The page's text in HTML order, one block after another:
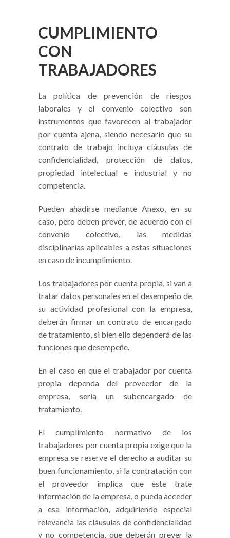
CUMPLIMIENTO
CON
TRABAJADORES
La política de prevención de riesgos
laborales y el convenio colectivo son
instrumentos que favorecen al trabajador
por cuenta ajena, siendo necesario que su
contrato de trabajo incluya cláusulas de
confidencialidad, protección de datos,
propiedad intelectual e industrial y no
competencia.
Pueden añadirse mediante Anexo, en su
caso, pero deben prever, de acuerdo con el
convenio colectivo, las medidas
disciplinarias aplicables a estas situaciones
en caso de incumplimiento.
Los trabajadores por cuenta propia, si van a
tratar datos personales en el desempeño de
su actividad profesional con la empresa,
deberán firmar un contrato de encargado
de tratamiento, si bien ello dependerá de las
funciones que desempeñe.
En el caso en que el trabajador por cuenta
propia dependa del proveedor de la
empresa, sería un subencargado de
tratamiento.
El cumplimiento normativo de los
trabajadores por cuenta propia exige que la
empresa se reserve el derecho a auditar su
buen funcionamiento, si la contratación con
el proveedor implica que éste trate
información de la empresa, o pueda acceder
a esa información, adquiriendo especial
relevancia las cláusulas de confidencialidad
y no competencia, que deberán prever la